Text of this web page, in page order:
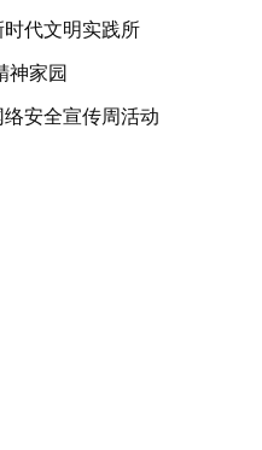
时代文明实践所
神家园
安全宣传周活动